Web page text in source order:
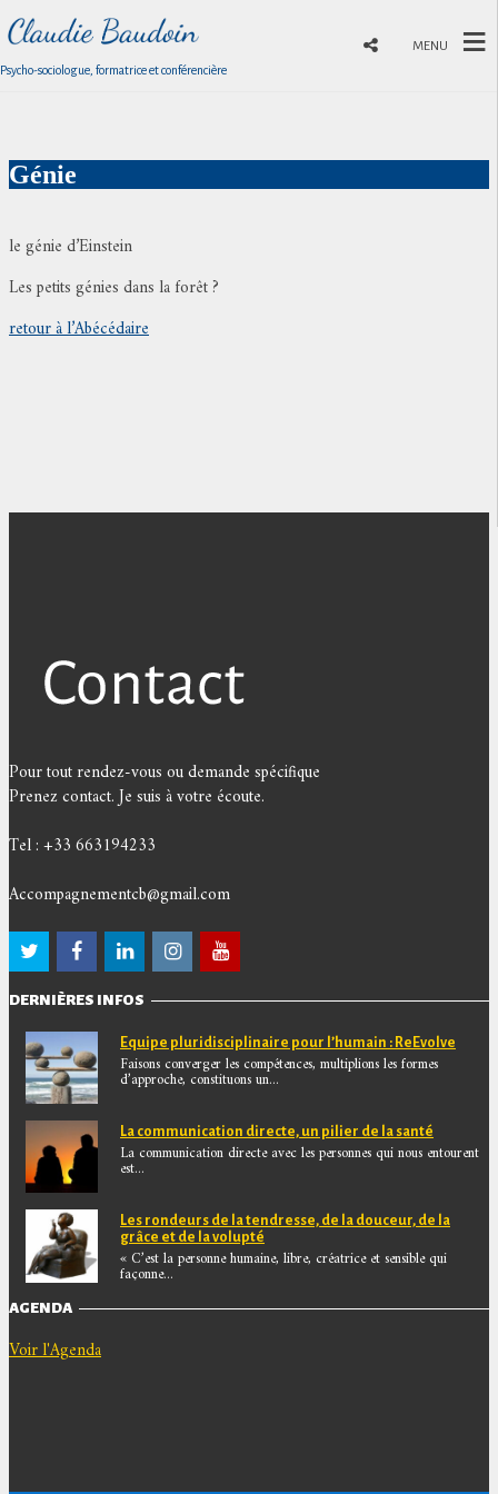
Psycho-sociologue, formatrice et conférencière
MENU
Génie
le génie d’Einstein
Les petits génies dans la forêt ?
retour à l’Abécédaire
Pour tout rendez-vous ou demande spécifique
Prenez contact. Je suis à votre écoute.
Tel : +33 663194233
Accompagnementcb@gmail.com
DERNIÈRES INFOS
Equipe pluridisciplinaire pour l’humain : ReEvolve
Faisons converger les compétences, multiplions les formes
d’approche, constituons un...
La communication directe, un pilier de la santé
La communication directe avec les personnes qui nous entourent
est...
Les rondeurs de la tendresse, de la douceur, de la
grâce et de la volupté
« C’est la personne humaine, libre, créatrice et sensible qui
façonne...
AGENDA
Voir l'Agenda